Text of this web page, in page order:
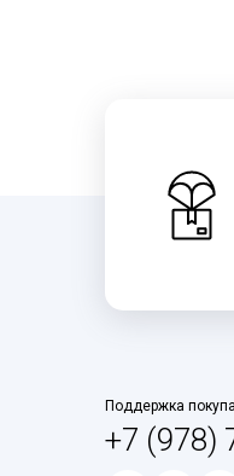
Поддержка
+7 (978)